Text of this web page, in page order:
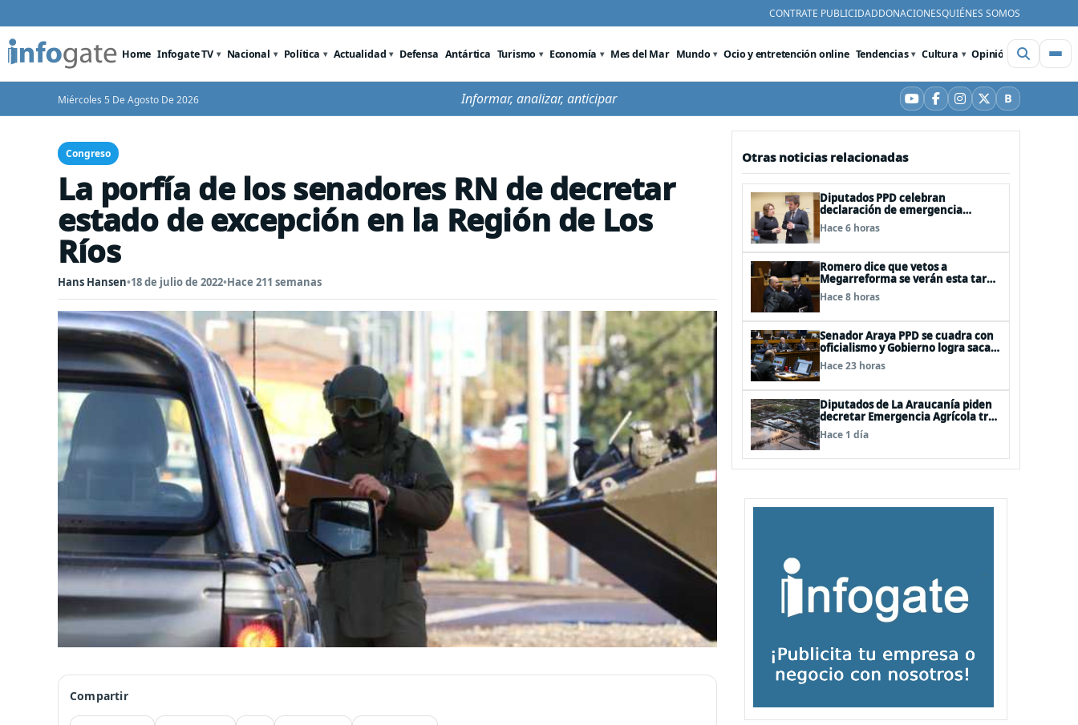
CONTRATE PUBLICIDADDONACIONESQUIÉNES SOMOS
Home Infogate TV Nacional Política Actualidad Defensa Antártica Turismo Economía Mes del Mar Mundo Ocio y entretención online Tendencias Cultura Opinión Videos
Miércoles 5 De Agosto De 2026 Informar, analizar, anticipar YouTube
Facebook
Instagram
X BBluesky
Congreso
La porfía de los senadores RN de decretar
estado de excepción en la Región de Los
Ríos
Hans Hansen•18 de julio de 2022•Hace 211 semanas
Compartir
Otras noticias relacionadas
Diputados PPD celebran
declaración de emergencia
agrícola a La Araucanía y piden
agilizar ayudas económicas a
Hace 6 horas
Romero dice que vetos a
Megarreforma se verán esta tarde
en la Comisión de Hacienda
Hace 8 horas
Senador Araya PPD se cuadra con
oficialismo y Gobierno logra sacar
último punto pendiente de la
Megarreforma
Hace 23 horas
Diputados de La Araucanía piden
decretar Emergencia Agrícola tras
paso de sistemas frontales
Hace 1 día